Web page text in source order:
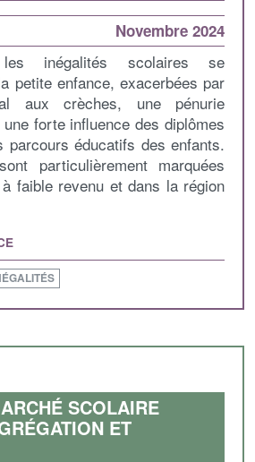
Novembre 2024
inégalités scolaires se
petite enfance, exacerbées par
aux crèches, une pénurie
une forte influence des diplômes
parcours éducatifs des enfants.
particulièrement marquées
faible revenu et dans la région
SCOLAIRE
ET